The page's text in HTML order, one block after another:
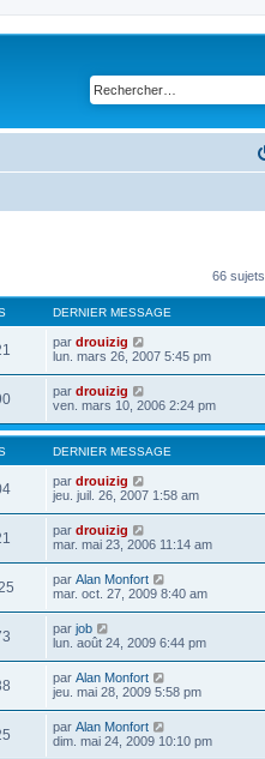
66 sujets
DERNIER MESSAGE
par drouizig
lun. mars 26, 2007 5:45 pm
par drouizig
ven. mars 10, 2006 2:24 pm
DERNIER MESSAGE
par drouizig
jeu. juil. 26, 2007 1:58 am
par drouizig
mar. mai 23, 2006 11:14 am
par Alan Monfort
mar. oct. 27, 2009 8:40 am
par job
lun. août 24, 2009 6:44 pm
par Alan Monfort
jeu. mai 28, 2009 5:58 pm
par Alan Monfort
dim. mai 24, 2009 10:10 pm